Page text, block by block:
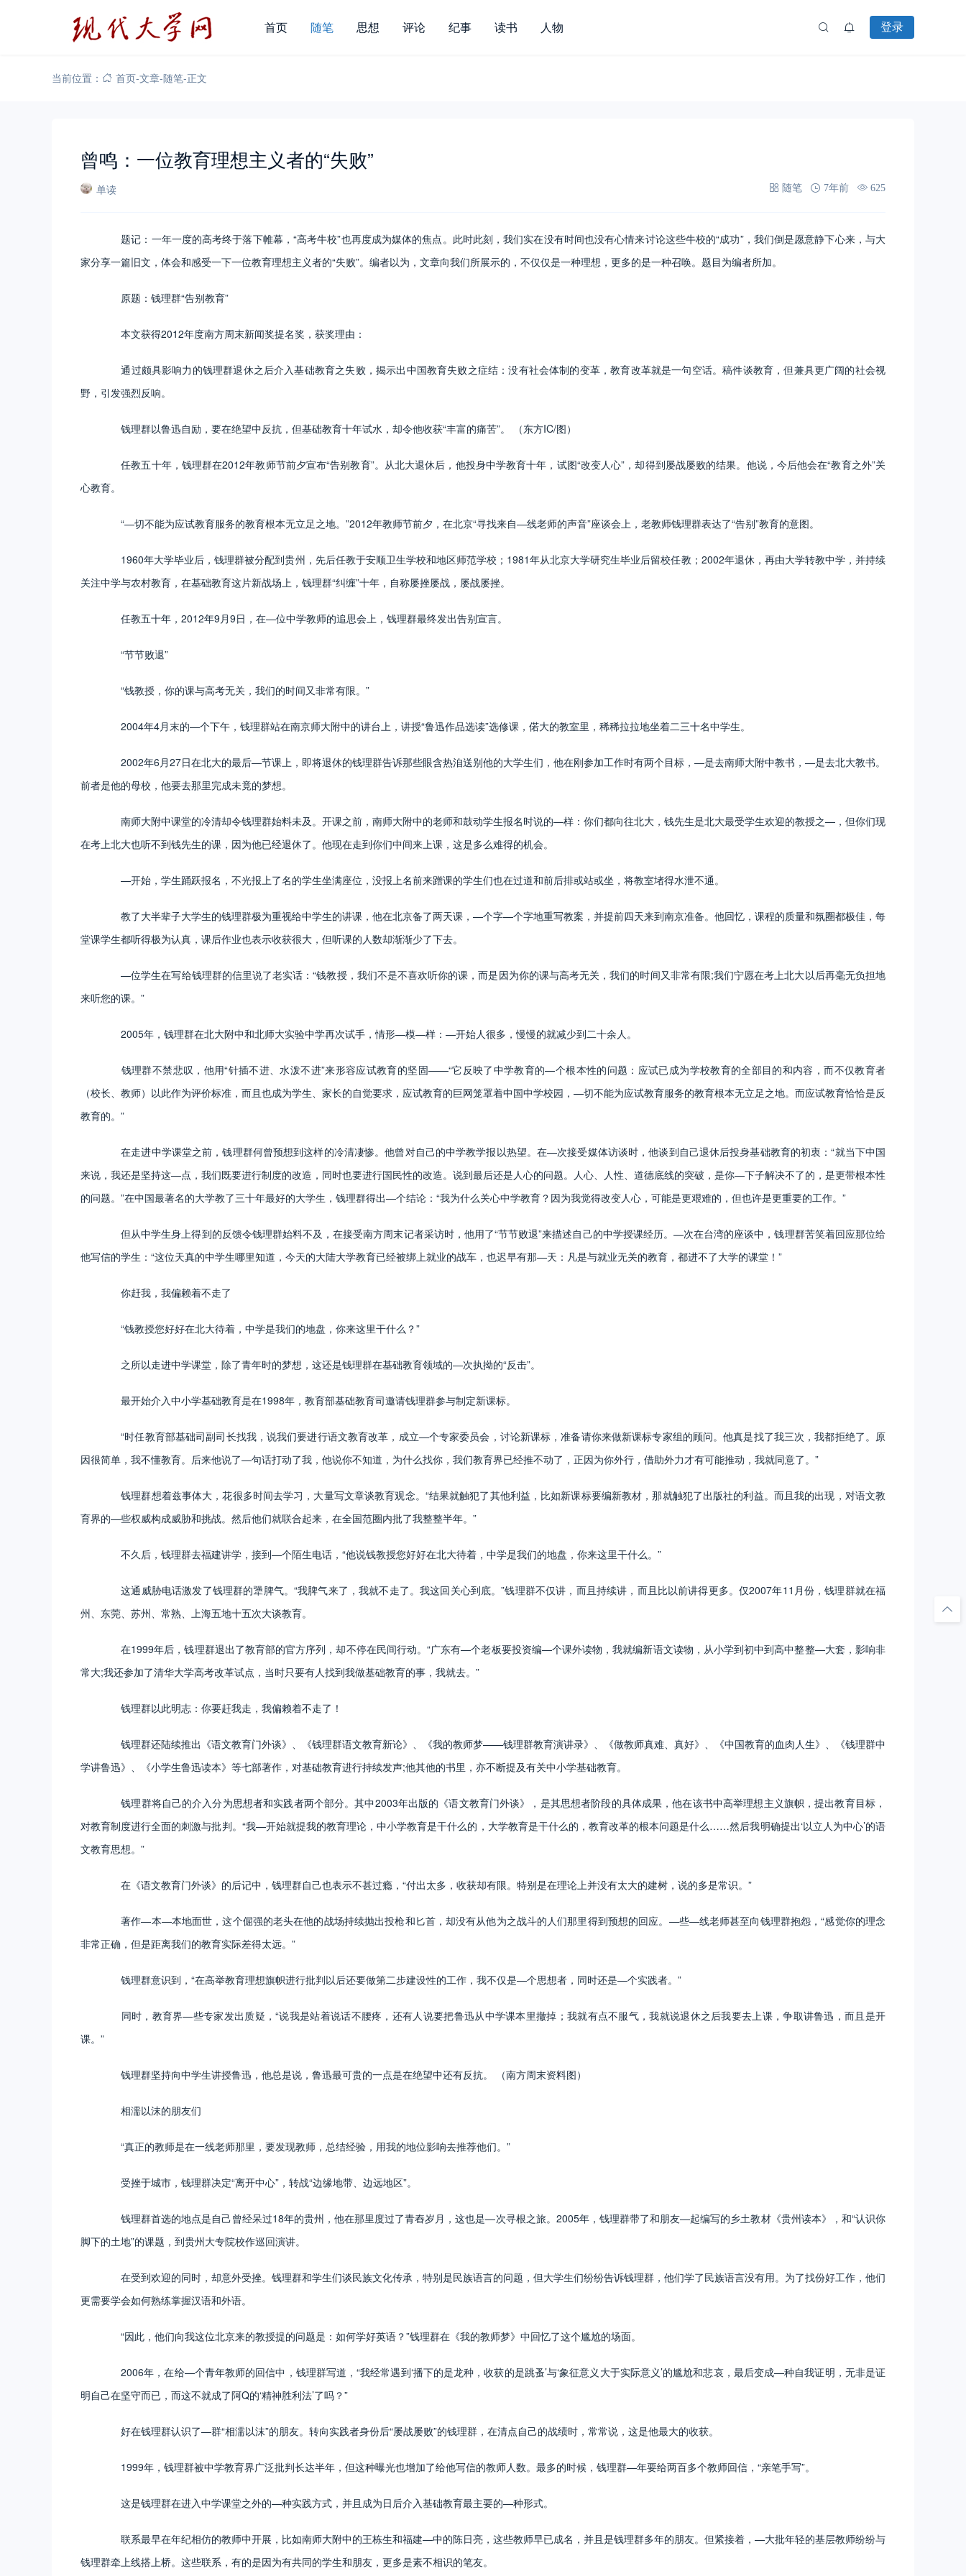
首页 随笔 思想 评论 纪事 读书 人物 登录
当前位置： 首页-文章-随笔-正文
曾鸣：一位教育理想主义者的“失败”
单读 随笔 7年前 625
题记：一年一度的高考终于落下帷幕，“高考牛校”也再度成为媒体的焦点。此时此刻，我们实在没有时间也没有心情来讨论这些牛校的“成功”，我们倒是愿意静下心来，与大
家分享一篇旧文，体会和感受一下一位教育理想主义者的“失败”。编者以为，文章向我们所展示的，不仅仅是一种理想，更多的是一种召唤。题目为编者所加。
原题：钱理群“告别教育”
本文获得2012年度南方周末新闻奖提名奖，获奖理由：
通过颇具影响力的钱理群退休之后介入基础教育之失败，揭示出中国教育失败之症结：没有社会体制的变革，教育改革就是一句空话。稿件谈教育，但兼具更广阔的社会视
野，引发强烈反响。
钱理群以鲁迅自励，要在绝望中反抗，但基础教育十年试水，却令他收获“丰富的痛苦”。 （东方IC/图）
任教五十年，钱理群在2012年教师节前夕宣布“告别教育”。从北大退休后，他投身中学教育十年，试图“改变人心”，却得到屡战屡败的结果。他说，今后他会在“教育之外”关
心教育。
“—切不能为应试教育服务的教育根本无立足之地。”2012年教师节前夕，在北京“寻找来自—线老师的声音”座谈会上，老教师钱理群表达了“告别”教育的意图。
1960年大学毕业后，钱理群被分配到贵州，先后任教于安顺卫生学校和地区师范学校；1981年从北京大学研究生毕业后留校任教；2002年退休，再由大学转教中学，并持续
关注中学与农村教育，在基础教育这片新战场上，钱理群“纠缠”十年，自称屡挫屡战，屡战屡挫。
任教五十年，2012年9月9日，在—位中学教师的追思会上，钱理群最终发出告别宣言。
“节节败退”
“钱教授，你的课与高考无关，我们的时间又非常有限。”
2004年4月末的—个下午，钱理群站在南京师大附中的讲台上，讲授“鲁迅作品选读”选修课，偌大的教室里，稀稀拉拉地坐着二三十名中学生。
2002年6月27日在北大的最后—节课上，即将退休的钱理群告诉那些眼含热洎送别他的大学生们，他在刚参加工作时有两个目标，—是去南师大附中教书，—是去北大教书。
前者是他的母校，他要去那里完成未竟的梦想。
南师大附中课堂的冷清却令钱理群始料未及。开课之前，南师大附中的老师和鼓动学生报名时说的—样：你们都向往北大，钱先生是北大最受学生欢迎的教授之—，但你们现
在考上北大也听不到钱先生的课，因为他已经退休了。他现在走到你们中间来上课，这是多么难得的机会。
—开始，学生踊跃报名，不光报上了名的学生坐满座位，没报上名前来蹭课的学生们也在过道和前后排或站或坐，将教室堵得水泄不通。
教了大半辈子大学生的钱理群极为重视给中学生的讲课，他在北京备了两天课，—个字—个字地重写教案，并提前四天来到南京准备。他回忆，课程的质量和氛圈都极佳，每
堂课学生都听得极为认真，课后作业也表示收获很大，但听课的人数却渐渐少了下去。
—位学生在写给钱理群的信里说了老实话：“钱教授，我们不是不喜欢听你的课，而是因为你的课与高考无关，我们的时间又非常有限;我们宁愿在考上北大以后再毫无负担地
来听您的课。”
2005年，钱理群在北大附中和北师大实验中学再次试手，情形—模—样：—开始人很多，慢慢的就减少到二十余人。
钱理群不禁悲叹，他用“针插不进、水泼不进”来形容应试教育的坚固——“它反映了中学教育的—个根本性的问题：应试已成为学校教育的全部目的和内容，而不仅教育者
（校长、教师）以此作为评价标准，而且也成为学生、家长的自觉要求，应试教育的巨网笼罩着中国中学校园，—切不能为应试教育服务的教育根本无立足之地。而应试教育恰恰是反
教育的。”
在走进中学课堂之前，钱理群何曾预想到这样的冷清凄惨。他曾对自己的中学教学报以热望。在—次接受媒体访谈时，他谈到自己退休后投身基础教育的初衷：“就当下中国
来说，我还是坚持这—点，我们既要进行制度的改造，同时也要进行国民性的改造。说到最后还是人心的问题。人心、人性、道德底线的突破，是你—下子解决不了的，是更带根本性
的问题。”在中国最著名的大学教了三十年最好的大学生，钱理群得出—个结论：“我为什么关心中学教育？因为我觉得改变人心，可能是更艰难的，但也许是更重要的工作。”
但从中学生身上得到的反馈令钱理群始料不及，在接受南方周末记者采访时，他用了“节节败退”来描述自己的中学授课经历。—次在台湾的座谈中，钱理群苦笑着回应那位给
他写信的学生：“这位天真的中学生哪里知道，今天的大陆大学教育已经被绑上就业的战车，也迟早有那—天：凡是与就业无关的教育，都进不了大学的课堂！”
你赶我，我偏赖着不走了
“钱教授您好好在北大待着，中学是我们的地盘，你来这里干什么？”
之所以走进中学课堂，除了青年时的梦想，这还是钱理群在基础教育领域的—次执拗的“反击”。
最开始介入中小学基础教育是在1998年，教育部基础教育司邀请钱理群参与制定新课标。
“时任教育部基础司副司长找我，说我们要进行语文教育改革，成立—个专家委员会，讨论新课标，准备请你来做新课标专家组的顾问。他真是找了我三次，我都拒绝了。原
因很简单，我不懂教育。后来他说了—句话打动了我，他说你不知道，为什么找你，我们教育界已经推不动了，正因为你外行，借助外力才有可能推动，我就同意了。”
钱理群想着兹事体大，花很多时间去学习，大量写文章谈教育观念。“结果就触犯了其他利益，比如新课标要编新教材，那就触犯了出版社的利益。而且我的出现，对语文教
育界的—些权威构成威胁和挑战。然后他们就联合起来，在全国范圈内批了我整整半年。”
不久后，钱理群去福建讲学，接到—个陌生电话，“他说钱教授您好好在北大待着，中学是我们的地盘，你来这里干什么。”
这通威胁电话激发了钱理群的犟脾气。“我脾气来了，我就不走了。我这回关心到底。”钱理群不仅讲，而且持续讲，而且比以前讲得更多。仅2007年11月份，钱理群就在福
州、东莞、苏州、常熟、上海五地十五次大谈教育。
在1999年后，钱理群退出了教育部的官方序列，却不停在民间行动。“广东有—个老板要投资编—个课外读物，我就编新语文读物，从小学到初中到高中整整—大套，影响非
常大;我还参加了清华大学高考改革试点，当时只要有人找到我做基础教育的事，我就去。”
钱理群以此明志：你要赶我走，我偏赖着不走了！
钱理群还陆续推出《语文教育门外谈》、《钱理群语文教育新论》、《我的教师梦——钱理群教育演讲录》、《做教师真难、真好》、《中国教育的血肉人生》、《钱理群中
学讲鲁迅》、《小学生鲁迅读本》等七部著作，对基础教育进行持续发声;他其他的书里，亦不断提及有关中小学基础教育。
钱理群将自己的介入分为思想者和实践者两个部分。其中2003年出版的《语文教育门外谈》，是其思想者阶段的具体成果，他在该书中高举理想主义旗帜，提出教育目标，
对教育制度进行全面的刺激与批判。“我—开始就提我的教育理论，中小学教育是干什么的，大学教育是干什么的，教育改革的根本问题是什么……然后我明确提出‘以立人为中心’的语
文教育思想。”
在《语文教育门外谈》的后记中，钱理群自己也表示不甚过瘾，“付出太多，收获却有限。特别是在理论上并没有太大的建树，说的多是常识。”
著作—本—本地面世，这个倔强的老头在他的战场持续抛出投枪和匕首，却没有从他为之战斗的人们那里得到预想的回应。—些—线老师甚至向钱理群抱怨，“感觉你的理念
非常正确，但是距离我们的教育实际差得太远。”
钱理群意识到，“在高举教育理想旗帜进行批判以后还要做第二步建设性的工作，我不仅是—个思想者，同时还是—个实践者。”
同时，教育界—些专家发出质疑，“说我是站着说话不腰疼，还有人说要把鲁迅从中学课本里撤掉；我就有点不服气，我就说退休之后我要去上课，争取讲鲁迅，而且是开
课。”
钱理群坚持向中学生讲授鲁迅，他总是说，鲁迅最可贵的一点是在绝望中还有反抗。 （南方周末资料图）
相濡以沫的朋友们
“真正的教师是在一线老师那里，要发现教师，总结经验，用我的地位影响去推荐他们。”
受挫于城市，钱理群决定“离开中心”，转战“边缘地带、边远地区”。
钱理群首选的地点是自己曾经呆过18年的贵州，他在那里度过了青舂岁月，这也是—次寻根之旅。2005年，钱理群带了和朋友—起编写的乡土教材《贵州读本》，和“认识你
脚下的土地”的课题，到贵州大专院校作巡回演讲。
在受到欢迎的同时，却意外受挫。钱理群和学生们谈民族文化传承，特别是民族语言的问题，但大学生们纷纷告诉钱理群，他们学了民族语言没有用。为了找份好工作，他们
更需要学会如何熟练掌握汉语和外语。
“因此，他们向我这位北京来的教授提的问题是：如何学好英语？”钱理群在《我的教师梦》中回忆了这个尴尬的场面。
2006年，在给—个青年教师的回信中，钱理群写道，“我经常遇到‘播下的是龙种，收获的是跳蚤’与‘象征意义大于实际意义’的尴尬和悲哀，最后变成—种自我证明，无非是证
明自己在坚守而已，而这不就成了阿Q的‘精神胜利法’了吗？”
好在钱理群认识了—群“相濡以沫”的朋友。转向实践者身份后“屡战屡败”的钱理群，在清点自己的战绩时，常常说，这是他最大的收获。
1999年，钱理群被中学教育界广泛批判长达半年，但这种曝光也增加了给他写信的教师人数。最多的时候，钱理群—年要给两百多个教师回信，“亲笔手写”。
这是钱理群在进入中学课堂之外的—种实践方式，并且成为日后介入基础教育最主要的—种形式。
联系最早在年纪相仿的教师中开展，比如南师大附中的王栋生和福建—中的陈日亮，这些教师早已成名，并且是钱理群多年的朋友。但紧接着，—大批年轻的基层教师纷纷与
钱理群牵上线搭上桥。这些联系，有的是因为有共同的学生和朋友，更多是素不相识的笔友。